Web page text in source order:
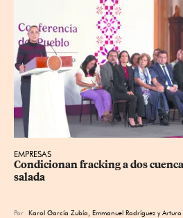
EMPRESAS
Condicionan fracking a dos
salada
Por Karol García Zubía Emmanuel Rodríguez yArturo